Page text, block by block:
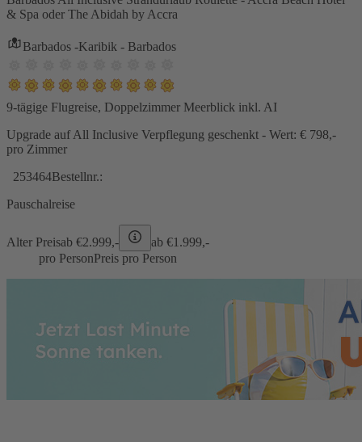
& Spa oder The Abidah by Accra
Barbados -Karibik - Barbados
9-tägige Flugreise, Doppelzimmer Meerblick inkl. AI
Upgrade auf All Inclusive Verpflegung geschenkt - Wert: € 798,-
pro Zimmer
253464Bestellnr.:
Pauschalreise
Alter Preisab €2.999,- ab €1.999,-
pro PersonPreis pro Person